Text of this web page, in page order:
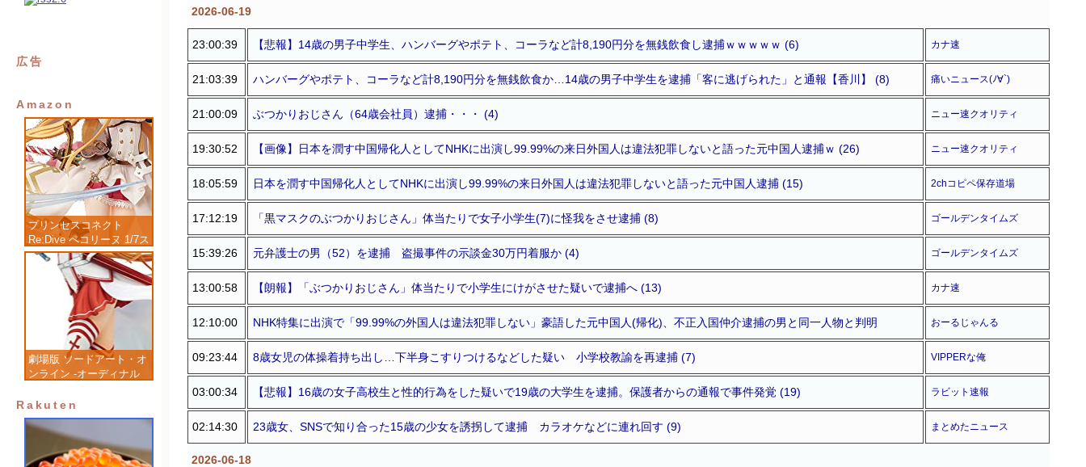
広告
Amazon
プリンセスコネクト
Re:Dive ペコリーヌ 1/7ス
ケール 塗装済み完成品フ
ィギュア
劇場版 ソードアート・オ
ンライン -オーディナル
成品フィギュア
Rakuten
2026-06-19
23:00:39 【悲報】14歳の男子中学生、ハンバーグやポテト、コーラなど計8,190円分を無銭飲食し逮捕ｗｗｗｗｗ (6) カナ速
21:03:39 ハンバーグやポテト、コーラなど計8,190円分を無銭飲食か…14歳の男子中学生を逮捕「客に逃げられた」と通報【香川】 (8) 痛いニュース(ﾉ∀`)
21:00:09 ぶつかりおじさん（64歳会社員）逮捕・・・ (4) ニュー速クオリティ
19:30:52 【画像】日本を潤す中国帰化人としてNHKに出演し99.99%の来日外国人は違法犯罪しないと語った元中国人逮捕ｗ (26) ニュー速クオリティ
18:05:59 日本を潤す中国帰化人としてNHKに出演し99.99%の来日外国人は違法犯罪しないと語った元中国人逮捕 (15) 2chコピペ保存道場
17:12:19 「黒マスクのぶつかりおじさん」体当たりで女子小学生(7)に怪我をさせ逮捕 (8) ゴールデンタイムズ
15:39:26 元弁護士の男（52）を逮捕 盗撮事件の示談金30万円着服か (4) ゴールデンタイムズ
13:00:58 【朗報】「ぶつかりおじさん」体当たりで小学生にけがさせた疑いで逮捕へ (13) カナ速
12:10:00 NHK特集に出演で「99.99%の外国人は違法犯罪しない」豪語した元中国人(帰化)、不正入国仲介逮捕の男と同一人物と判明 おーるじゃんる
09:23:44 8歳女児の体操着持ち出し…下半身こすりつけるなどした疑い 小学校教諭を再逮捕 (7) VIPPERな俺
03:00:34 【悲報】16歳の女子高校生と性的行為をした疑いで19歳の大学生を逮捕。保護者からの通報で事件発覚 (19) ラビット速報
02:14:30 23歳女、SNSで知り合った15歳の少女を誘拐して逮捕 カラオケなどに連れ回す (9) まとめたニュース
2026-06-18